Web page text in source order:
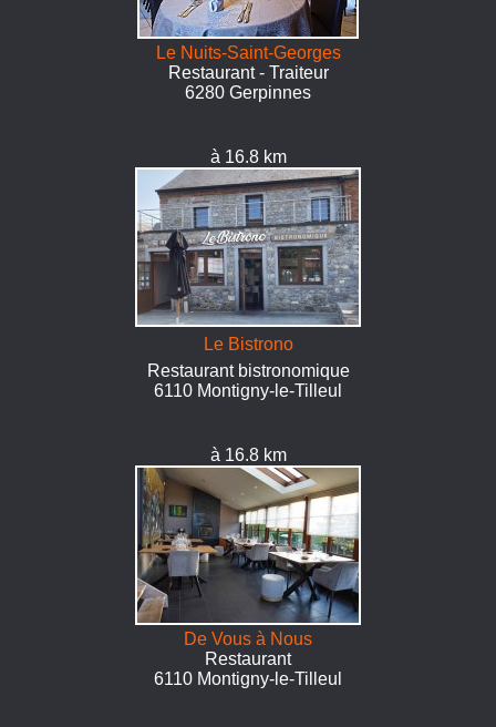
Le Nuits-Saint-Georges
Restaurant - Traiteur
6280 Gerpinnes
à 16.8 km
Le Bistrono
Restaurant bistronomique
6110 Montigny-le-Tilleul
à 16.8 km
De Vous à Nous
Restaurant
6110 Montigny-le-Tilleul